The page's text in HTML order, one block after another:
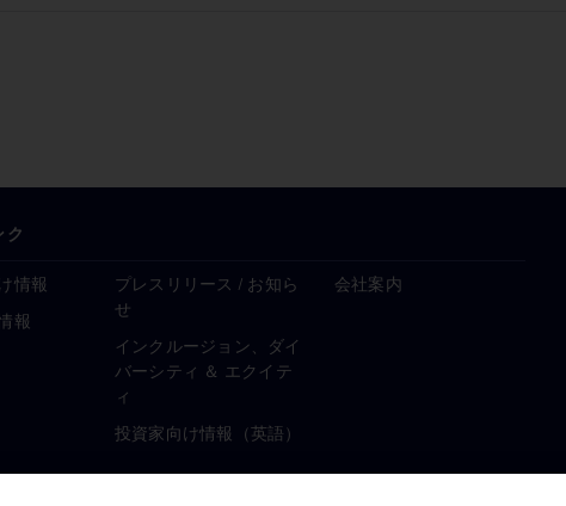
ク
情報
報
プレスリリース / お知ら
せ
インクルージョン、ダイ
バーシティ ＆ エクイテ
ィ
投資家向け情報（英語）
会社案内